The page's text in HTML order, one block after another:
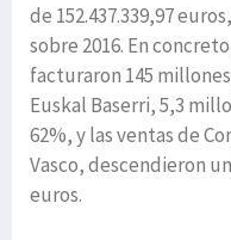
de 152.437.339,97
sobre 2016. En
facturaron 145
Euskal Baserri, 5,3
62%, y las ventas de
Vasco, descendieron
euros.